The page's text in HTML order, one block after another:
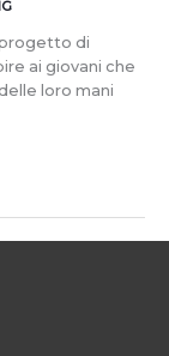
di
ai giovani che
loro mani